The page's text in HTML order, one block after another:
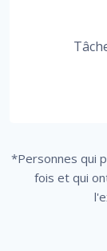
*Personnes qui
fois et qui